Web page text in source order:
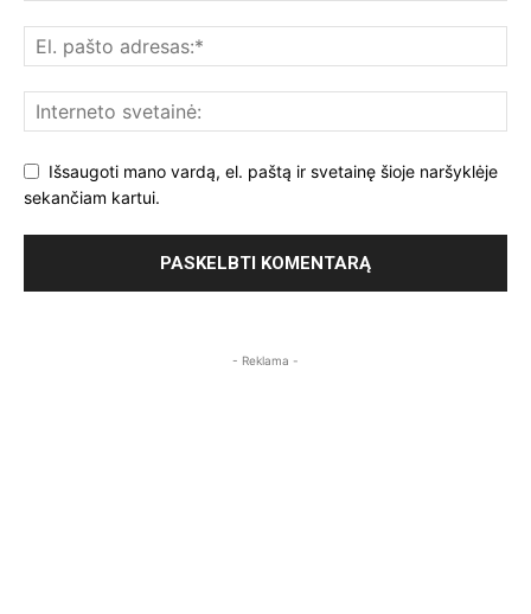
Išsaugoti mano vardą, el. paštą ir svetainę šioje naršyklėje
sekančiam kartui.
- Reklama -